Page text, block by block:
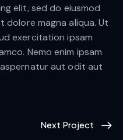
elit, sed do eiusmod
magna aliqua. Ut
exercitation ipsam
Nemo enim ipsam
aut odit aut
Next Project